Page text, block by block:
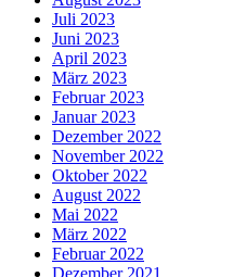
Juli 2023
Juni 2023
April 2023
März 2023
Februar 2023
Januar 2023
Dezember 2022
November 2022
Oktober 2022
August 2022
Mai 2022
März 2022
Februar 2022
Dezember 2021